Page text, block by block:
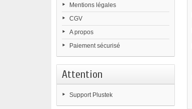
Mentions légales
CGV
A propos
Paiement sécurisé
Attention
Support Plustek